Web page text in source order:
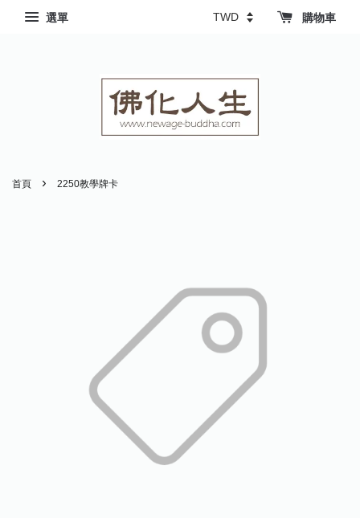
選單 購物車
首頁 › 2250教學牌卡